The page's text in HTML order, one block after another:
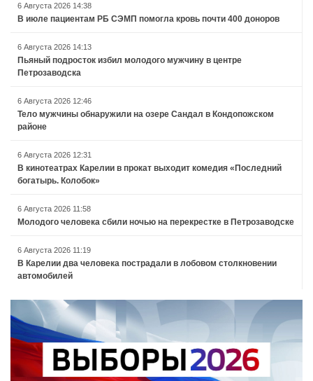
6 Августа 2026 14:38
В июле пациентам РБ СЭМП помогла кровь почти 400 доноров
6 Августа 2026 14:13
Пьяный подросток избил молодого мужчину в центре
Петрозаводска
6 Августа 2026 12:46
Тело мужчины обнаружили на озере Сандал в Кондопожском
районе
6 Августа 2026 12:31
В кинотеатрах Карелии в прокат выходит комедия «Последний
богатырь. Колобок»
6 Августа 2026 11:58
Молодого человека сбили ночью на перекрестке в Петрозаводске
6 Августа 2026 11:19
В Карелии два человека пострадали в лобовом столкновении
автомобилей